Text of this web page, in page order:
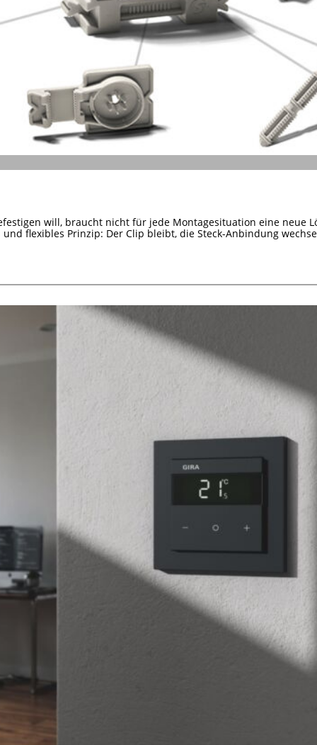
will, braucht nicht für jede Montagesituation eine neue
flexibles Prinzip: Der Clip bleibt, die Steck-Anbindung